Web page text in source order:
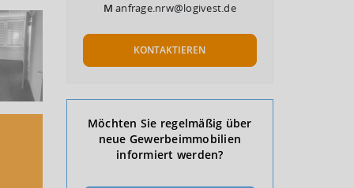
Manfrage.nrw@logivest.de
KONTAKTIEREN
Möchten Sie regelmäßig über
neue Gewerbeimmobilien
informiert werden?